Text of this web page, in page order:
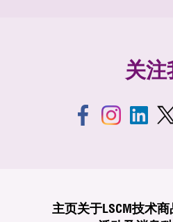
关注
主页关于LSCM技术商